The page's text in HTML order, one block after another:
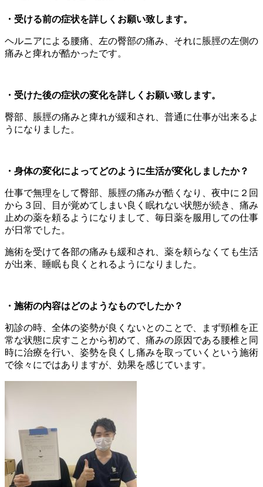
・受ける前の症状を詳しくお願い致します。
ヘルニアによる腰痛、左の臀部の痛み、それに脹脛の左側の
痛みと痺れが酷かったです。
・受けた後の症状の変化を詳しくお願い致します。
臀部、脹脛の痛みと痺れが緩和され、普通に仕事が出来るよ
うになりました。
・身体の変化によってどのように生活が変化しましたか？
仕事で無理をして臀部、脹脛の痛みが酷くなり、夜中に２回
から３回、目が覚めてしまい良く眠れない状態が続き、痛み
止めの薬を頼るようになりまして、毎日薬を服用しての仕事
が日常でした。
施術を受けて各部の痛みも緩和され、薬を頼らなくても生活
が出来、睡眠も良くとれるようになりました。
・施術の内容はどのようなものでしたか？
初診の時、全体の姿勢が良くないとのことで、まず頸椎を正
常な状態に戻すことから初めて、痛みの原因である腰椎と同
時に治療を行い、姿勢を良くし痛みを取っていくという施術
で徐々にではありますが、効果を感じています。